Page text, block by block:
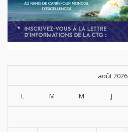
août 2026
L M M J